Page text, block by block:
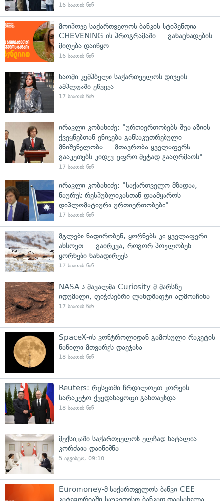
16 საათის წინ
მოიპოვე საქართველოს ბანკის სტიპენდია
CHEVENING-ის პროგრამაში — განაცხადების
მიღება დაიწყო
16 საათის წინ
ნაომი კემპბელი საქართველოს დიჯეის
ამპლუაში ეწვევა
17 საათის წინ
ირაკლი კობახიძე: "ურთიერთობებს შუა აზიის
ქვეყნებთან ენიჭება განსაკუთრებული
მნიშვნელობა — მთავრობა ყველაფერს
გააკეთებს კიდევ უფრო მეტად გააღრმაოს"
17 საათის წინ
ირაკლი კობახიძე: "საქართველო მზადაა,
ნაურუს რესპუბლიკასთან დაამყაროს
დიპლომატიური ურთიერთობები"
17 საათის წინ
მგლები ნადირობენ, ყორნებს კი ყველაფერი
ახსოვთ — გაირკვა, როგორ პოულობენ
ყორნები ნანადირევს
17 საათის წინ
NASA-ს მავალმა Curiosity-მ მარსზე
იდუმალი, ფიჭისებრი ლანდშაფტი აღმოაჩინა
17 საათის წინ
SpaceX-ის კონტროლიდან გამოსული რაკეტის
ნაწილი მთვარეს დაეჯახა
18 საათის წინ
Reuters: რუსეთში ჩრდილოეთ კორეის
სარაკეტო ქვედანაყოფი განთავსდა
18 საათის წინ
მექსიკაში საქართველოს ელჩად ნატალია
კორძაია დაინიშნა
5 აგვისტო, 09:10
Euromoney-მ საქართველოს ბანკი CEE
კატეგორიაში საუკეთესო ბანკად დაასახელა